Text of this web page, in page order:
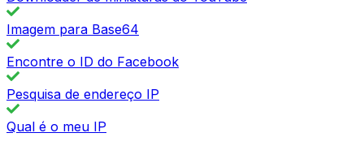
Imagem para Base64
Encontre o ID do Facebook
Pesquisa de endereço IP
Qual é o meu IP